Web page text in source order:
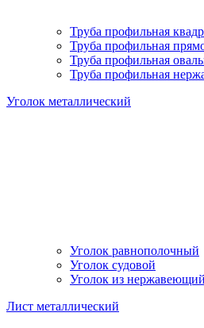
Труба профильная
Труба профильная
Труба профильная
Труба профильная
Уголок металлический
Уголок равнополочный
Уголок судовой
Уголок из
Лист металлический